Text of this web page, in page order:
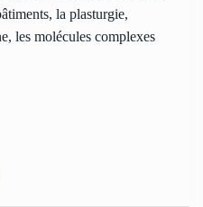
la plasturgie,
les molécules complexes